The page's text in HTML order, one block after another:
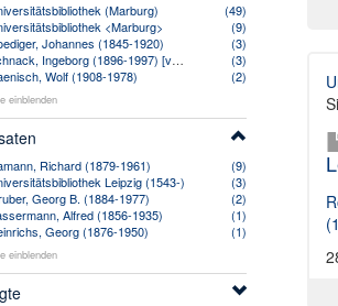
(Marburg)
(49)
<Marburg>
(9)
Johannes (1845-1920)
(3)
Schnack, Ingeborg (1896-1997) [vermutlich]
(3)
Wolf (1908-1978)
(2)
einblenden
Richard (1879-1961)
(9)
Leipzig (1543-)
(3)
Georg B. (1884-1977)
(2)
Alfred (1856-1935)
(1)
Georg (1876-1950)
(1)
einblenden